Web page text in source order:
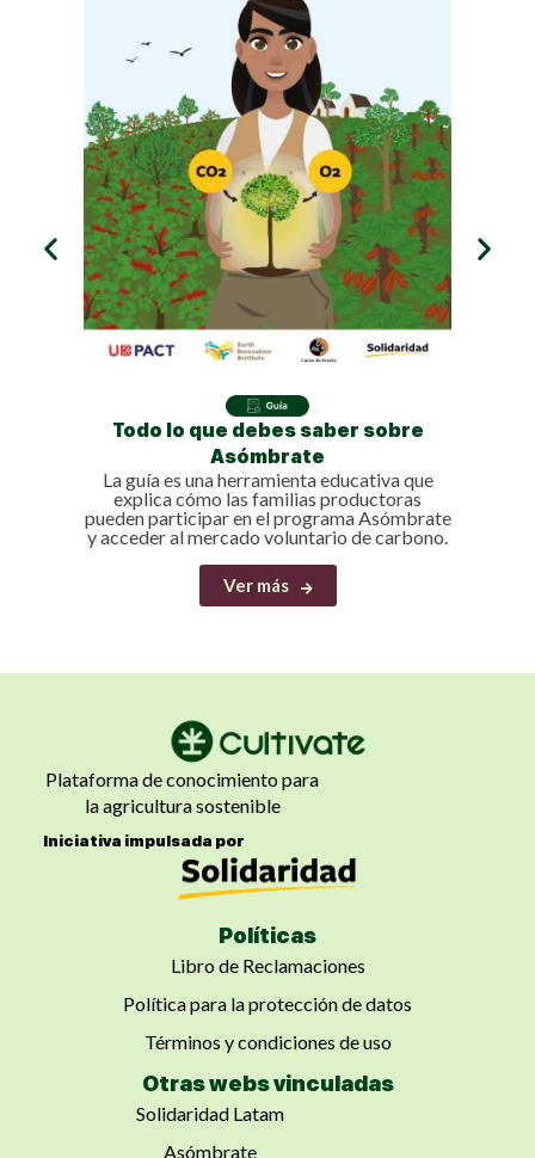
Todo lo que debes saber sobre
Asómbrate
La guía es una herramienta educativa que
explica cómo las familias productoras
pueden participar en el programa Asómbrate
y acceder al mercado voluntario de carbono.
Ver más
Plataforma de conocimiento para
la agricultura sostenible
Iniciativa impulsada por
Políticas
Libro de Reclamaciones
Política para la protección de datos
Términos y condiciones de uso
Otras webs vinculadas
Solidaridad Latam
Asómbrate